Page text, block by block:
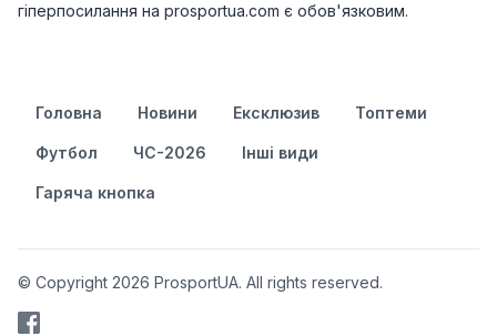
гіперпосилання на prosportua.com є обов'язковим.
Головна Новини Ексклюзив Топтеми
Футбол ЧС-2026 Інші види
Гаряча кнопка
© Copyright 2026 ProsportUA. All rights reserved.